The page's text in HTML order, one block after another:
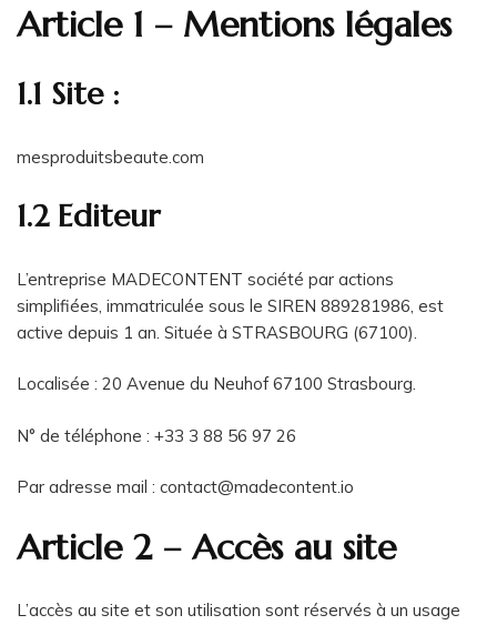
Article 1 – Mentions légales
1.1 Site :
mesproduitsbeaute.com
1.2 Editeur
L’entreprise MADECONTENT société par actions
simplifiées, immatriculée sous le SIREN 889281986, est
active depuis 1 an. Située à STRASBOURG (67100).
Localisée : 20 Avenue du Neuhof 67100 Strasbourg.
N° de téléphone : +33 3 88 56 97 26
Par adresse mail : contact@madecontent.io
Article 2 – Accès au site
L’accès au site et son utilisation sont réservés à un usage